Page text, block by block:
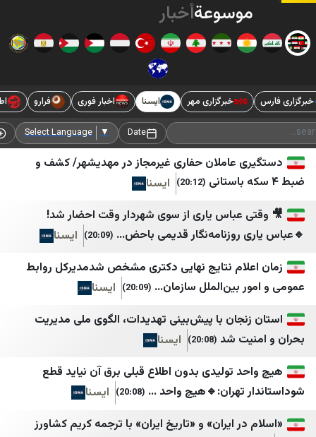
SyriacPress
قسد
PYD
نورث برس
ANF Arabic
كرد أونلاين
وكالة هاوار للأنباء
JINHA Ar
المرصد السوري
مركز معلومات شمال وشرق سوريا
يكتي سوريا
ARK News
اتاق اصناف تهران
اخبار فوری / مهم 🔖
اعتماد آنلاین
انتخاب
ایبنا
ایران اکونا
ایسکانیوز
ایمنا خبرگزاری شهری
برنا
بلومبرگ فارسی
بین المللی اهل بیت
أخبارالشرقالأوسط
خبرگزاری مهر ایسنا اخبار فوری فرارو اطلاعات آنلاین
Select Language
Add Source
عاملان حفاری غیرمجاز در مهدیشهر/ کشف و
(20:12)
ایسنا
عباس یاری از سوی شهردار وقت احضار شد!
روزنامه‌نگار قدیمی باحض... (20:09)
ایسنا
نتایج نهایی دکتری مشخص شدمدیرکل روابط
بین‌الملل سازمان... (20:09)
ایسنا
با پیش‌بینی تهدیدات، الگوی ملی مدیریت
شد (20:08)
ایسنا
تولیدی بدون اطلاع قبلی برق آن نیاید قطع
تهران:🔹هیچ واحد ... (20:08)
ایسنا
ایران» و «تاریخ ایران» با ترجمه کریم کشاورز